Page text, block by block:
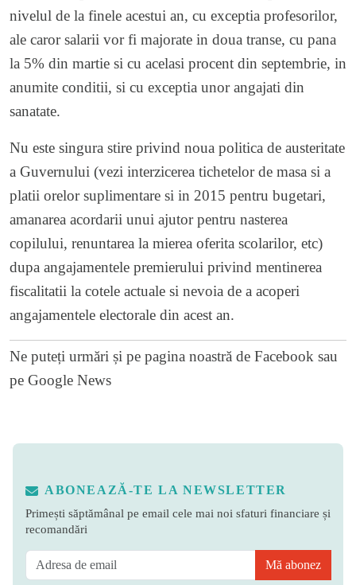
nivelul de la finele acestui an, cu exceptia profesorilor,
ale caror salarii vor fi majorate in doua transe, cu pana
la 5% din martie si cu acelasi procent din septembrie, in
anumite conditii, si cu exceptia unor angajati din
sanatate.
Nu este singura stire privind noua politica de austeritate
a Guvernului (vezi interzicerea tichetelor de masa si a
platii orelor suplimentare si in 2015 pentru bugetari,
amanarea acordarii unui ajutor pentru nasterea
copilului, renuntarea la mierea oferita scolarilor, etc)
dupa angajamentele premierului privind mentinerea
fiscalitatii la cotele actuale si nevoia de a acoperi
angajamentele electorale din acest an.
Ne puteți urmări și pe pagina noastră de Facebook sau
pe Google News
ABONEAZĂ-TE LA NEWSLETTER
Primești săptămânal pe email cele mai noi sfaturi financiare și
recomandări
Mă abonez